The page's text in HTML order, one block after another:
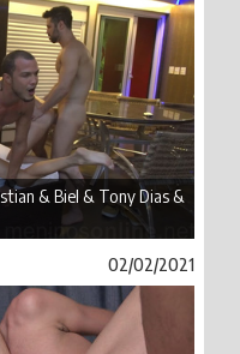
& Biel & Tony Dias &
02/02/2021